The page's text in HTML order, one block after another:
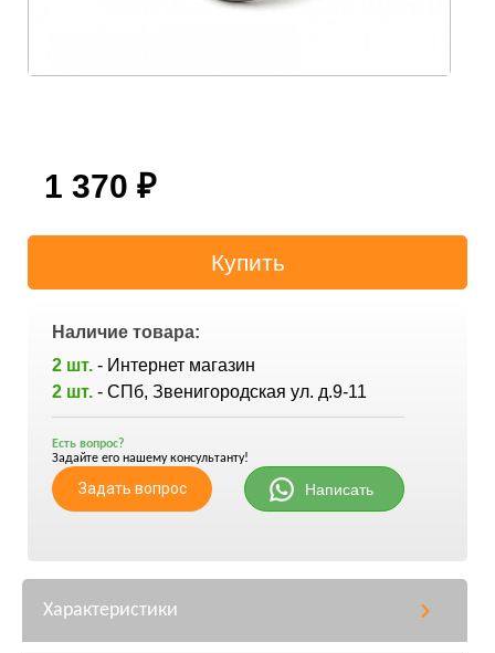
1 370 ₽
Наличие товара:
2 шт. - Интернет магазин
2 шт. - СПб, Звенигородская ул. д.9-11
Есть вопрос?
Задайте его нашему консультанту!
Задать вопрос Написать
Характеристики